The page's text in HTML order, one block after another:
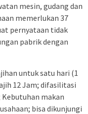
mesin, gudang dan
memerlukan 37
pernyataan tidak
pabrik dengan
untuk satu hari (1
12 Jam; difasilitasi
makan
bisa dikunjungi